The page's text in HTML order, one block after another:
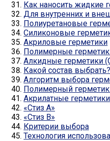
Как наносить жидкие
Для внутренних и
Полиуретановые
Силиконовые
Акриловые герметики
Полимерные
Алкидные герметики
Какой состав выбрать?
Алгоритм выбора
Полимерный
Акрилатные герметики
«Стиз A»
«Стиз B»
Критерии выбора
Технология